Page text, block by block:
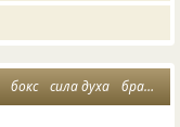
бокс сила духа братство